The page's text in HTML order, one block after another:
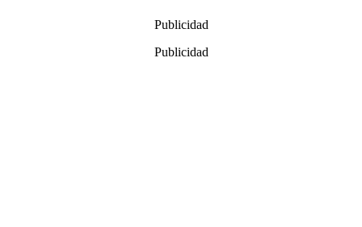
Publicidad
Publicidad